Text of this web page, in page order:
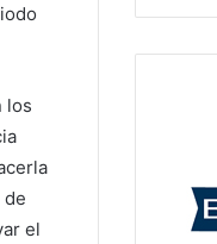
los
de
el